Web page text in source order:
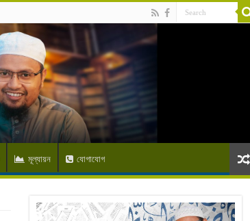
মূল্যায়ন যোগাযোগ